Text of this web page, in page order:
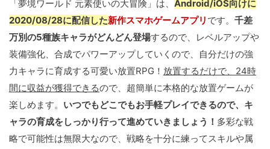
「夢境ワールド 元素使いの大冒険」は、 Android/iOS向けに
2020/08/28に配信した新作スマホゲームアプリ です。 千差
万別の5種族キャラがどんどん登場するので、レベルアップや
装備強化、合成でパワーアップしていくので、自分だけの強
力キャラに育成する可愛い放置RPG！ 放置するだけで、24時
間に収益が獲得できるので、超簡単に本格的な放置ゲームが
楽しめます。 いつでもどこでもお手軽プレイできるので、キ
ャラの育成をしっかり行って進めていきましょう！ 多彩な戦
略で可能性は無限大なので、戦略を十分に練ってスキルや属